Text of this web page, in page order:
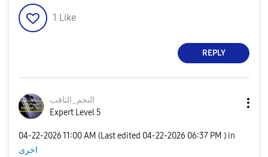
1 Like
REPLY
النجم_الثاقب
Expert Level 5
‎04-22-202611:00 AM (Last edited ‎04-22-2026 06:37 PM ) in
اخرى